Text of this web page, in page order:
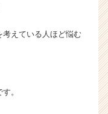
えている人ほど悩む
。